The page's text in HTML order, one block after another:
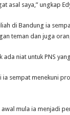
asal saya,” ungkap
di Bandung ia
teman dan juga
niat untuk PNS
ia sempat menekuni
mula ia menjadi